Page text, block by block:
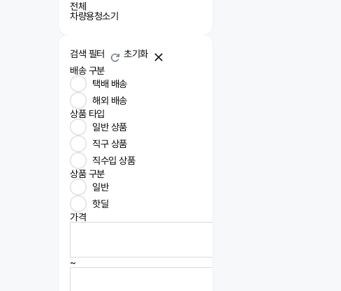
전체
차량용청소기
검색 필터
초기화
배송 구분
택배 배송
해외 배송
상품 타입
일반 상품
직구 상품
직수입 상품
상품 구분
일반
핫딜
가격
~